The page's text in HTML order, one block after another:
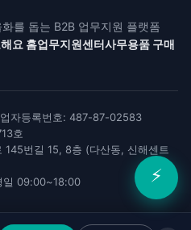
⚡
를 돕는 B2B 업무지원 플랫폼
요 홈업무지원센터사무용품 구매
자등록번호: 487-87-02583
호
145번길 15, 8층 (다산동, 신해센트
일 09:00~18:00